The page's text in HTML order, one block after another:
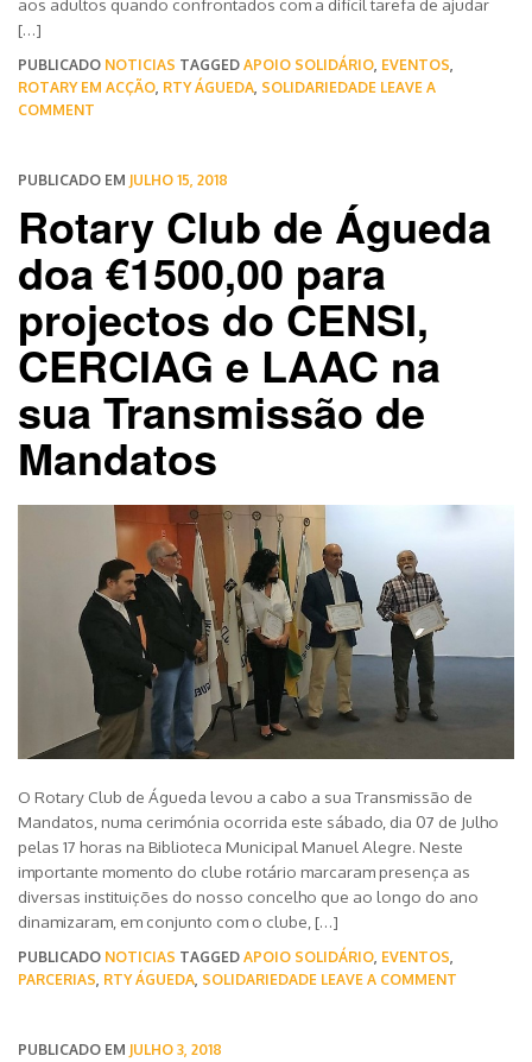
aos adultos quando confrontados com a difícil tarefa de ajudar
[…]
PUBLICADO NOTICIAS TAGGED APOIO SOLIDÁRIO, EVENTOS,
ROTARY EM ACÇÃO, RTY ÁGUEDA, SOLIDARIEDADE LEAVE A
COMMENT
PUBLICADO EM JULHO 15, 2018
Rotary Club de Águeda
doa €1500,00 para
projectos do CENSI,
CERCIAG e LAAC na
sua Transmissão de
Mandatos
O Rotary Club de Águeda levou a cabo a sua Transmissão de
Mandatos, numa cerimónia ocorrida este sábado, dia 07 de Julho
pelas 17 horas na Biblioteca Municipal Manuel Alegre. Neste
importante momento do clube rotário marcaram presença as
diversas instituições do nosso concelho que ao longo do ano
dinamizaram, em conjunto com o clube, […]
PUBLICADO NOTICIAS TAGGED APOIO SOLIDÁRIO EVENTOS
PARCERIAS RTY ÁGUEDA SOLIDARIEDADE LEAVE A COMMENT
PUBLICADO EM JULHO 3, 2018